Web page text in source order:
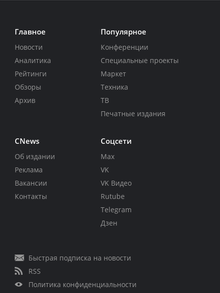
Главное
Новости
Аналитика
Рейтинги
Обзоры
Архив
Популярное
Конференции
Специальные проекты
Маркет
Техника
ТВ
Печатные издания
CNews
Об издании
Реклама
Вакансии
Контакты
Соцсети
Max
VK
VK Видео
Rutube
Telegram
Дзен
Быстрая подписка на новости
RSS
Политика конфиденциальности